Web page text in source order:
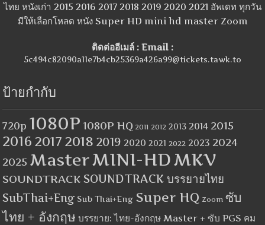
ไทย หนังเก่า 2015 2016 2017 2018 2019 2020 2021 อัพเดท ทุกวัน
มีให้เลือกโหลด หนัง Super HD mini hd master Zoom
ติดต่ออีเมล์ : Email :
5c494c82090a11e7b4cb25369a426a99@tickets.tawk.to
ป้ายกำกับ
720p 1080P 1080P HQ 2011 2012 2013 2014 2015
2016 2017 2018 2019 2020 2021 2022 2023 2024
2025 MasterMINI-HDMKV
SOUNDTRACK SOUNDTRACK บรรยายไทย
SubThai+Eng Sub Thai+Eng Super HQ Zoom ซับ
ไทย + อังกฤษ บรรยาย: ไทย-อังกฤษ Master + ซับ PGS คม